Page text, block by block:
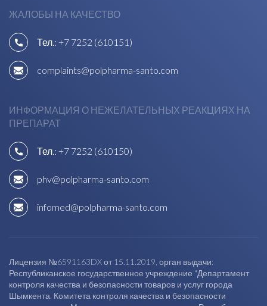
ЖАЛОБЫ НА КАЧЕСТВО
Тел.: +7 7252 (610151)
complaints@polpharma-santo.com
ИНФОРМАЦИЯ О НЕЖЕЛАТЕЛЬНЫХ РЕАКЦИЯХ НА
ПРЕПАРАТ
Тел.: +7 7252 (610150)
phv@polpharma-santo.com
infomed@polpharma-santo.com
Лицензия №6591163DX от 15.11.2019, орган выдачи:
Республиканское государственное учреждение "Департамент
контроля качества и безопасности товаров и услуг города
Шымкента. Комитета контроля качества и безопасности